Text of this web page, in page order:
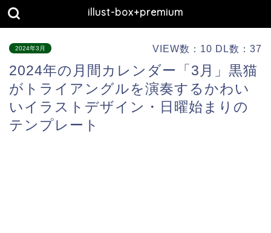
illust-box+premium
2024年3月 VIEW数：10 DL数：37
2024年の月間カレンダー「3月」黒猫
がトライアングルを演奏するかわい
いイラストデザイン・日曜始まりの
テンプレート